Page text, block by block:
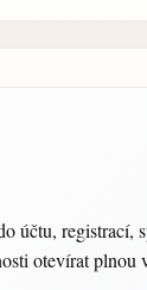
účtu,
otevírat